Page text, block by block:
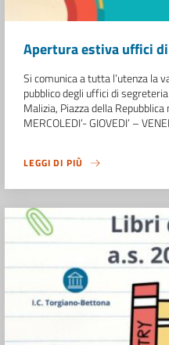
Apertura estiva uffici
Si comunica a tutta l’utenza la
pubblico degli uffici di
Malizia, Piazza della Repubblica
MERCOLEDI’- GIOVEDI’ –
LEGGI DI PIÙ